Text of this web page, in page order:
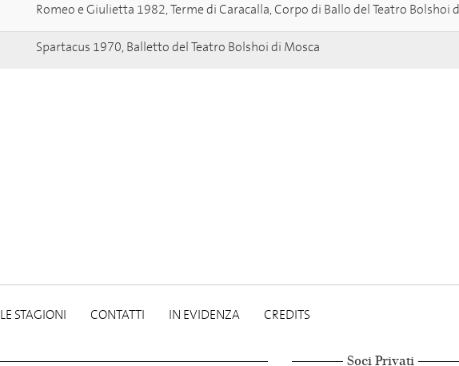
Romeo e Giulietta 1982, Terme di Caracalla, Corpo di Ballo del Teatro Bolshoi
Spartacus 1970, Balletto del Teatro Bolshoi di Mosca
LE STAGIONI CONTATTI IN EVIDENZA CREDITS
Soci Privati